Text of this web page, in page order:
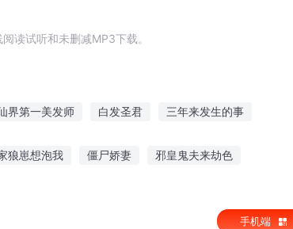
读试听和未删减MP3下载。
界第一美发师 白发圣君 三年来发生的事
狼崽想泡我 僵尸娇妻 邪皇鬼夫来劫色
手机端